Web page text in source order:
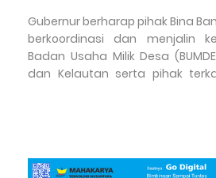
“Gubernur berharap pihak Bina
berkoordinasi dan menjalin
Badan Usaha Milik Desa
dan Kelautan serta pihak